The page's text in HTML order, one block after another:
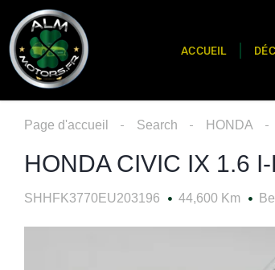
ACCUEIL
Page d'accueil Search HONDA
HONDA CIVIC IX 1.6
SHHFK3770EU203196 44,600 Km